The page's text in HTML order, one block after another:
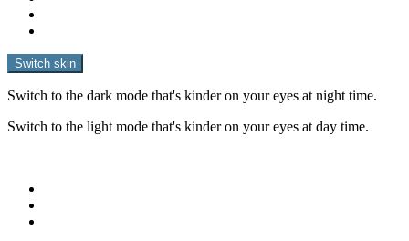
Switch skin
Switch to the dark mode that's kinder on your eyes at night time.
Switch to the light mode that's kinder on your eyes at day time.